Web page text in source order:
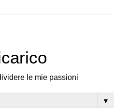
le mie passioni
▼